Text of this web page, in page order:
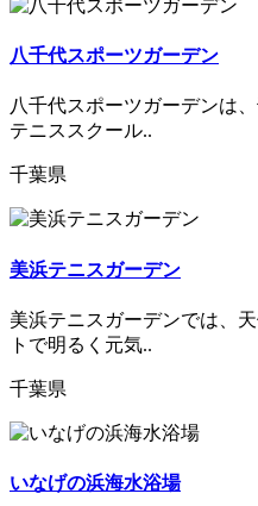
八千代スポーツガーデン
八千代スポーツガーデンは
テニススクール..
千葉県
美浜テニスガーデン
美浜テニスガーデンでは、
トで明るく元気..
千葉県
いなげの浜海水浴場